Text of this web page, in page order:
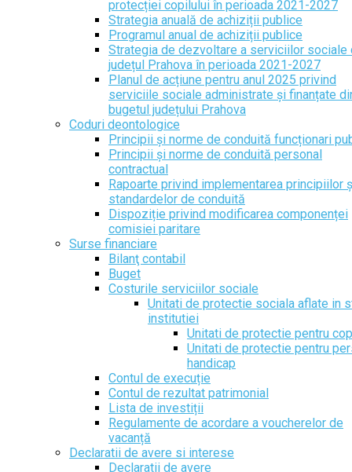
protecției copilului în perioada 2021-2027
Strategia anuală de achiziții publice
Programul anual de achiziții publice
Strategia de dezvoltare a serviciilor sociale
județul Prahova în perioada 2021-2027
Planul de acțiune pentru anul 2025 privind
serviciile sociale administrate și finanțate
bugetul județului Prahova
Coduri deontologice
Principii și norme de conduită funcționari
Principii și norme de conduită personal
contractual
Rapoarte privind implementarea principiilor
standardelor de conduită
Dispoziție privind modificarea componenței
comisiei paritare
Surse financiare
Bilanţ contabil
Buget
Costurile serviciilor sociale
Unitati de protectie sociala aflate in
institutiei
Unitati de protectie pentru
Unitati de protectie pentru
handicap
Contul de execuție
Contul de rezultat patrimonial
Lista de investiții
Regulamente de acordare a voucherelor de
vacanță
Declaratii de avere si interese
Declaratii de avere